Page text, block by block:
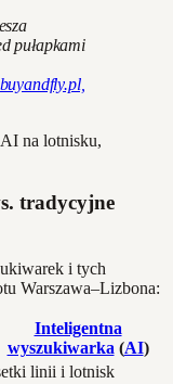
pułapkami
buyandfly.pl,
tradycyjne
i tych
Warszawa–Lizbona:
Inteligentna
wyszukiwarka (AI)
linii i lotnisk